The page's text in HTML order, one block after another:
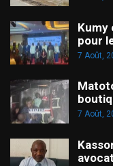
Kumy
pour
7 Août,
7 Août,